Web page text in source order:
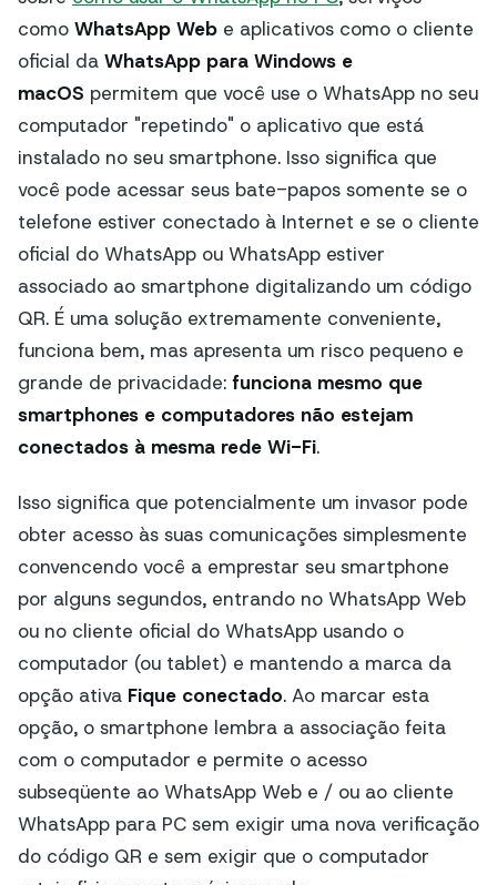
como WhatsApp Web e aplicativos como o cliente
oficial da WhatsApp para Windows e
macOS permitem que você use o WhatsApp no seu
computador "repetindo" o aplicativo que está
instalado no seu smartphone. Isso significa que
você pode acessar seus bate-papos somente se o
telefone estiver conectado à Internet e se o cliente
oficial do WhatsApp ou WhatsApp estiver
associado ao smartphone digitalizando um código
QR. É uma solução extremamente conveniente,
funciona bem, mas apresenta um risco pequeno e
grande de privacidade: funciona mesmo que
smartphones e computadores não estejam
conectados à mesma rede Wi-Fi.
Isso significa que potencialmente um invasor pode
obter acesso às suas comunicações simplesmente
convencendo você a emprestar seu smartphone
por alguns segundos, entrando no WhatsApp Web
ou no cliente oficial do WhatsApp usando o
computador (ou tablet) e mantendo a marca da
opção ativa Fique conectado. Ao marcar esta
opção, o smartphone lembra a associação feita
com o computador e permite o acesso
subseqüente ao WhatsApp Web e / ou ao cliente
WhatsApp para PC sem exigir uma nova verificação
do código QR e sem exigir que o computador